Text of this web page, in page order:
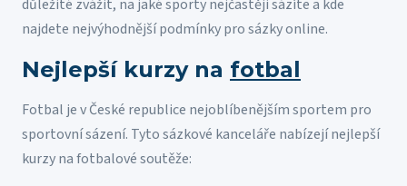
důležité zvážit, na jaké sporty nejčastěji sázíte a kde
najdete nejvýhodnější podmínky pro sázky online.
Nejlepší kurzy na fotbal
Fotbal je v České republice nejoblíbenějším sportem pro
sportovní sázení. Tyto sázkové kanceláře nabízejí nejlepší
kurzy na fotbalové soutěže: